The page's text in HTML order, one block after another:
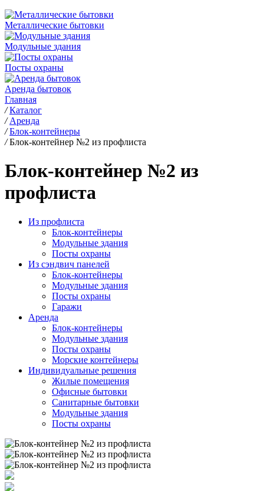
Металлические бытовки
Модульные здания
Посты охраны
Аренда бытовок
Главная
/ Каталог
/ Аренда
/ Блок-контейнеры
/ Блок-контейнер №2 из профлиста
Блок-контейнер №2 из
профлиста
Из профлиста
Блок-контейнеры
Модульные здания
Посты охраны
Из сэндвич панелей
Блок-контейнеры
Модульные здания
Посты охраны
Гаражи
Аренда
Блок-контейнеры
Модульные здания
Посты охраны
Морские контейнеры
Индивидуальные решения
Жилые помещения
Офисные бытовки
Санитарные бытовки
Модульные здания
Посты охраны